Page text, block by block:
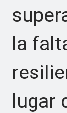
la
lugar